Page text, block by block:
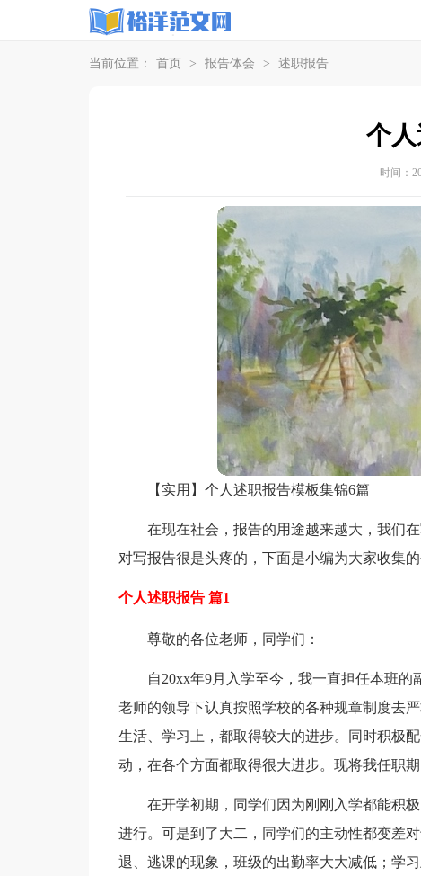
当前位置： 首页 > 报告体会 > 述职报告
个
时间：
【实用】个人述职报告模板集锦6篇
在现在社会，报告的用途越来越大，我们
对写报告很是头疼的，下面是小编为大家收集
个人述职报告 篇1
尊敬的各位老师，同学们：
自20xx年9月入学至今，我一直担任本班
老师的领导下认真按照学校的各种规章制度去
生活、学习上，都取得较大的进步。同时积极
动，在各个方面都取得很大进步。现将我任职
在开学初期，同学们因为刚刚入学都能积
进行。可是到了大二，同学们的主动性都变差
退、逃课的现象，班级的出勤率大大减低；学